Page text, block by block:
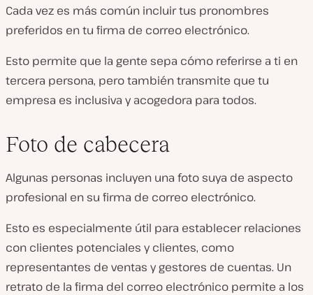
Cada vez es más común incluir tus pronombres
preferidos en tu firma de correo electrónico.
Esto permite que la gente sepa cómo referirse a ti en
tercera persona, pero también transmite que tu
empresa es inclusiva y acogedora para todos.
Foto de cabecera
Algunas personas incluyen una foto suya de aspecto
profesional en su firma de correo electrónico.
Esto es especialmente útil para establecer relaciones
con clientes potenciales y clientes, como
representantes de ventas y gestores de cuentas. Un
retrato de la firma del correo electrónico permite a los